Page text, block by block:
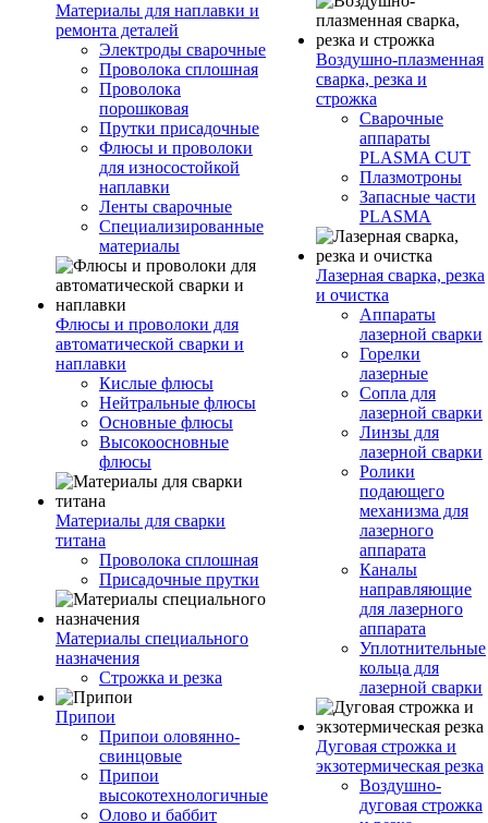
Материалы для наплавки и
ремонта деталей
Электроды сварочные
Проволока сплошная
Проволока
порошковая
Прутки присадочные
Флюсы и проволоки
для износостойкой
наплавки
Ленты сварочные
Специализированные
материалы
Флюсы и проволоки для
автоматической сварки и
наплавки
Кислые флюсы
Нейтральные флюсы
Основные флюсы
Высокоосновные
флюсы
Материалы для сварки
титана
Проволока сплошная
Присадочные прутки
Материалы специального
назначения
Строжка и резка
Припои
Припои оловянно-
свинцовые
Припои
высокотехнологичные
Олово и баббит
Воздушно-плазменная
сварка, резка и
строжка
Сварочные
аппараты
PLASMA CUT
Плазмотроны
Запасные части
PLASMA
Лазерная сварка, резка
и очистка
Аппараты
лазерной сварки
Горелки
лазерные
Сопла для
лазерной сварки
Линзы для
лазерной сварки
Ролики
подающего
механизма для
лазерного
аппарата
Каналы
направляющие
для лазерного
аппарата
Уплотнительные
кольца для
лазерной сварки
Дуговая строжка и
экзотермическая резка
Воздушно-
дуговая строжка